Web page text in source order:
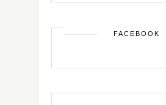
FACEBOOK